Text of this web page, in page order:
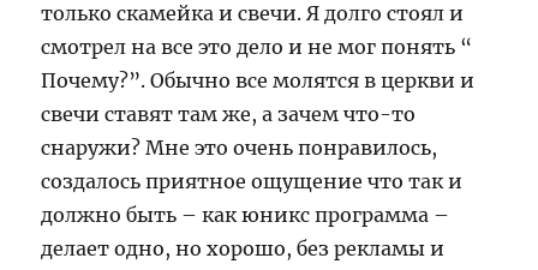
только скамейка и свечи. Я долго стоял и
смотрел на все это дело и не мог понять “
Почему?”. Обычно все молятся в церкви и
свечи ставят там же, а зачем что-то
снаружи? Мне это очень понравилось,
создалось приятное ощущение что так и
должно быть – как юникс программа –
делает одно, но хорошо, без рекламы и